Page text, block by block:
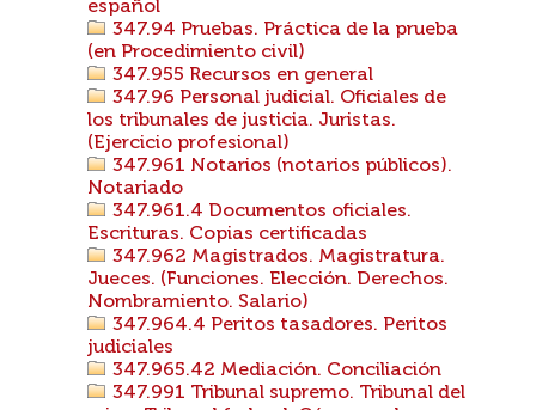
español
347.94 Pruebas. Práctica de la prueba
(en Procedimiento civil)
347.955 Recursos en general
347.96 Personal judicial. Oficiales de
los tribunales de justicia. Juristas.
(Ejercicio profesional)
347.961 Notarios (notarios públicos).
Notariado
347.961.4 Documentos oficiales.
Escrituras. Copias certificadas
347.962 Magistrados. Magistratura.
Jueces. (Funciones. Elección. Derechos.
Nombramiento. Salario)
347.964.4 Peritos tasadores. Peritos
judiciales
347.965.42 Mediación. Conciliación
347.991 Tribunal supremo. Tribunal del